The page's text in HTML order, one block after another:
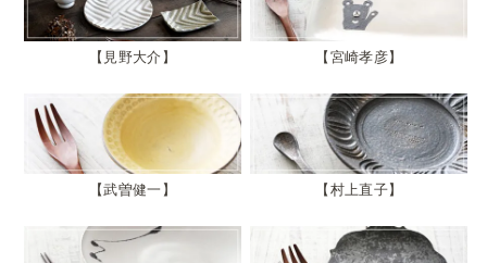
見野大介 宮崎孝彦
武曽健一 村上直子